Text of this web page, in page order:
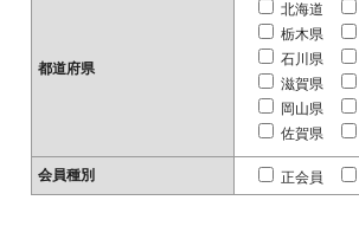
都道府県
北海道
栃木県
石川県
滋賀県
岡山県
佐賀県
会員種別 正会員